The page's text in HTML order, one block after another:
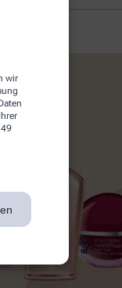
wir